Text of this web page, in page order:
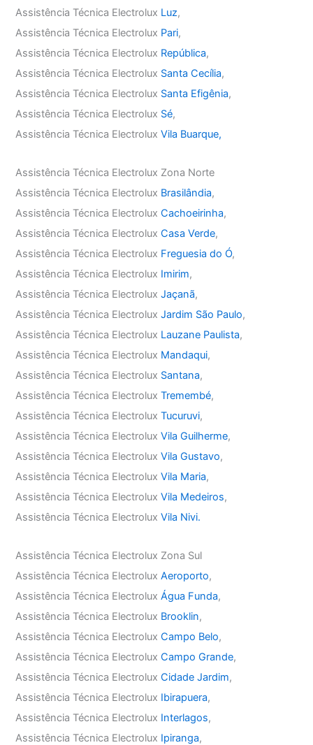
Assistência Técnica Electrolux Luz,
Assistência Técnica Electrolux Pari,
Assistência Técnica Electrolux República,
Assistência Técnica Electrolux Santa Cecília,
Assistência Técnica Electrolux Santa Efigênia,
Assistência Técnica Electrolux Sé,
Assistência Técnica ElectroluxVila Buarque,
Assistência Técnica Electrolux Zona Norte
Assistência Técnica Electrolux Brasilândia,
Assistência Técnica ElectroluxCachoeirinha,
Assistência Técnica ElectroluxCasa Verde,
Assistência Técnica Electrolux Freguesia do Ó,
Assistência Técnica Electrolux Imirim,
Assistência Técnica ElectroluxJaçanã,
Assistência Técnica ElectroluxJardim São Paulo,
Assistência Técnica Electrolux Lauzane Paulista,
Assistência Técnica Electrolux Mandaqui,
Assistência Técnica Electrolux Santana,
Assistência Técnica ElectroluxTremembé,
Assistência Técnica ElectroluxTucuruvi,
Assistência Técnica ElectroluxVila Guilherme,
Assistência Técnica ElectroluxVila Gustavo,
Assistência Técnica ElectroluxVila Maria,
Assistência Técnica ElectroluxVila Medeiros,
Assistência Técnica ElectroluxVila Nivi.
Assistência Técnica Electrolux Zona Sul
Assistência Técnica ElectroluxAeroporto,
Assistência Técnica ElectroluxÁgua Funda,
Assistência Técnica Electrolux Brooklin,
Assistência Técnica ElectroluxCampo Belo,
Assistência Técnica ElectroluxCampo Grande,
Assistência Técnica ElectroluxCidade Jardim,
Assistência Técnica Electrolux Ibirapuera,
Assistência Técnica Electrolux Interlagos,
Assistência Técnica Electrolux Ipiranga,